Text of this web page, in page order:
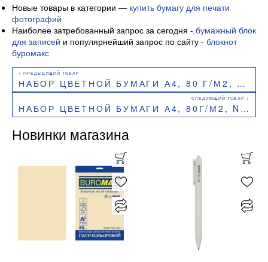
Новые товары в категории — купить бумагу для печати
фотографий
Наиболее затребованный запрос за сегодня - бумажный блок
для записей и популярнейший запрос по сайту - блокнот
буромакс
НАБОР ЦВЕТНОЙ БУМАГИ А4, 80 Г/М2, NEON+INTENSIVE, 10 ЦВЕТОВ, 50 ЛИСТОВ BUROMAX BM.2721850-99
НАБОР ЦВЕТНОЙ БУМАГИ А4, 80Г/М2, NEON, 5 ЦВ., 50 ЛИСТОВ BUROMAX BM.2721550-99
Новинки магазина